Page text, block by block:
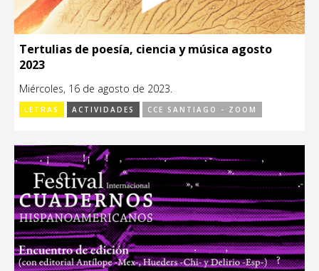
Tertulias de poesía, ciencia y música agosto
2023
Miércoles, 16 de agosto de 2023.
LETRAS ACTIVIDADES CCE SANTIAGO - ZOOM